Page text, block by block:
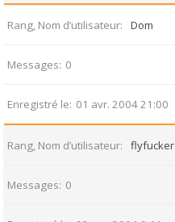
Rang, Nom d’utilisateur Dom
Messages 0
Enregistré le 01 avr. 2004 21:00
Rang, Nom d’utilisateur flyfucker
Messages 0